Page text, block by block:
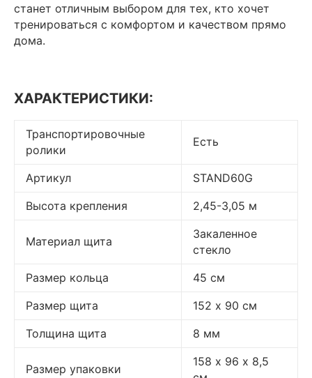
станет отличным выбором для тех, кто хочет
тренироваться с комфортом и качеством прямо
дома.
ХАРАКТЕРИСТИКИ:
Транспортировочные
ролики
Есть
Артикул
STAND60G
Высота крепления
2,45-3,05 м
Материал щита
Закаленное
стекло
Размер кольца
45 см
Размер щита
152 х 90 см
Толщина щита
8 мм
Размер упаковки
158 х 96 х 8,5